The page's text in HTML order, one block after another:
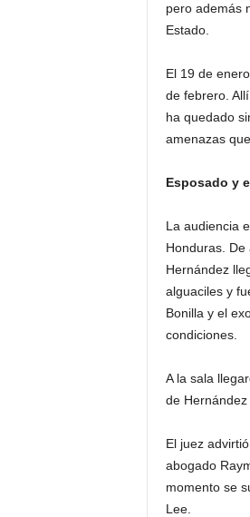
pero además
Estado.
El 19 de
de febrero.
ha quedado
amenazas
Esposado y
La audiencia
Honduras.
Hernández
alguaciles y
Bonilla y el
condiciones.
A la sala
de Hernández
El juez
abogado
momento se
Lee.